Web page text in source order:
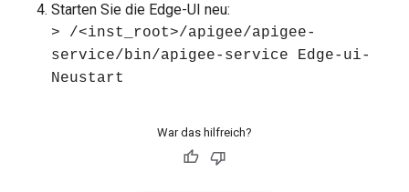
Starten Sie die Edge-UI neu:
> /<inst_root>/apigee/apigee-
service/bin/apigee-service Edge-ui-
Neustart
War das hilfreich?